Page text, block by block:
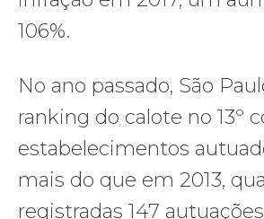
106%.
No ano passado, São
ranking do calote no 13º
estabelecimentos
mais do que em 2013,
registradas 147